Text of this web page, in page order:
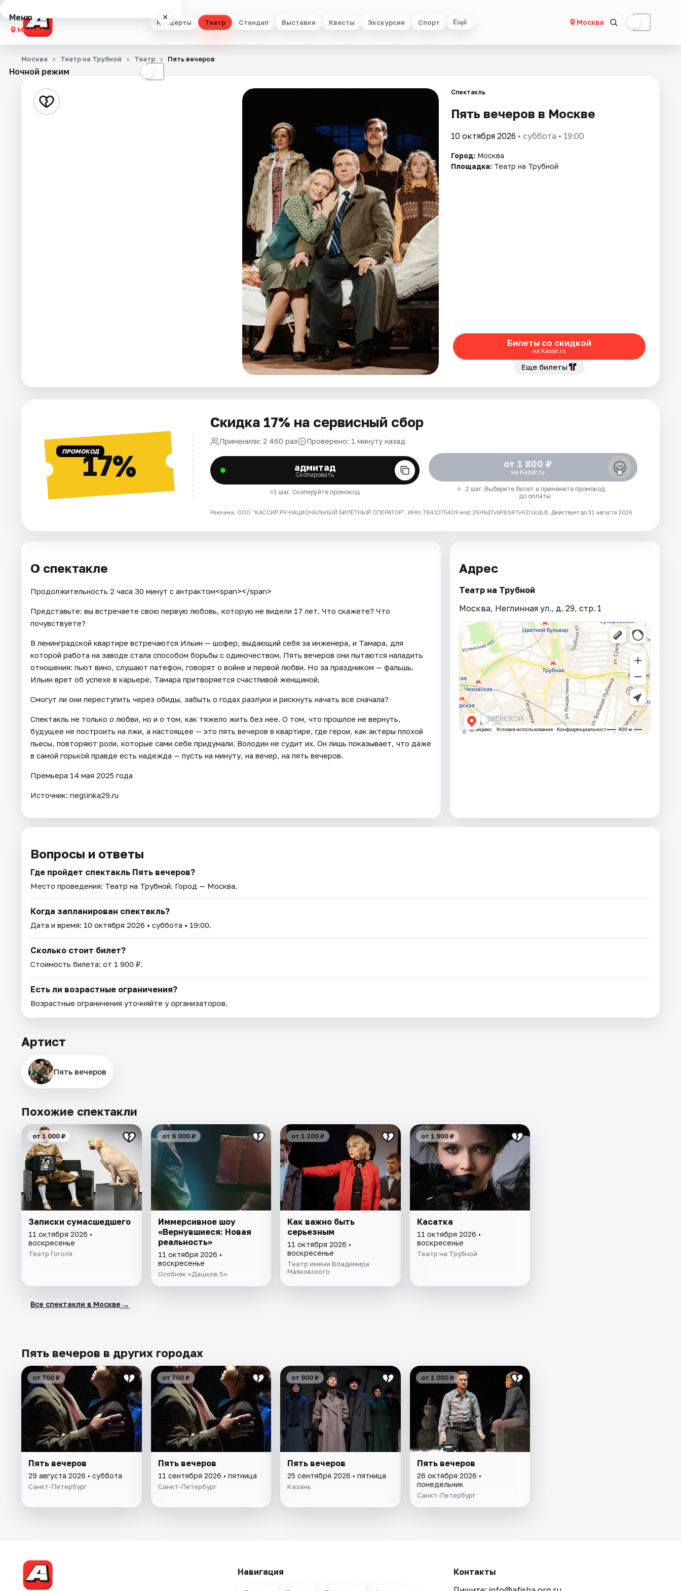
Концерты Театр Стендап Выставки Квесты Экскурсии Спорт Ещё Москва ☾
Меню ×
Москва
Концерты
Стендап
Ночной режим ☾
Москва Театр на Трубной Театр Пять вечеров
Спектакль
Пять вечеров в Москве
10 октября 2026 • суббота • 19:00
Город: Москва
Площадка: Театр на Трубной
Билеты со скидкой
на Kassir.ru
Еще билеты
ПРОМОКОД17%
Скидка 17% на сервисный сбор
Применили: 2 460 раз Проверено: 1 минуту назад
адмитад
Скопировать
1 шаг. Скопируйте промокод
от 1 800 ₽
на Kassir.ru
2 шаг. Выберите билет и примените промокод
до оплаты
Реклама. ООО "КАССИР.РУ-НАЦИОНАЛЬНЫЙ БИЛЕТНЫЙ ОПЕРАТОР", ИНН: 7841075409 erid: 25H8d7vbP8SRTvHZrUcdLB. Действует до 31 августа 2026
О спектакле
Продолжительность 2 часа 30 минут с антрактом<span></span>
Представьте: вы встречаете свою первую любовь, которую не видели 17 лет. Что скажете? Что
почувствуете?
В ленинградской квартире встречаются Ильин — шофер, выдающий себя за инженера, и Тамара, для
которой работа на заводе стала способом борьбы с одиночеством. Пять вечеров они пытаются наладить
отношения: пьют вино, слушают патефон, говорят о войне и первой любви. Но за праздником — фальшь.
Ильин врет об успехе в карьере, Тамара притворяется счастливой женщиной.
Смогут ли они переступить через обиды, забыть о годах разлуки и рискнуть начать всё сначала?
Спектакль не только о любви, но и о том, как тяжело жить без нее. О том, что прошлое не вернуть,
будущее не построить на лжи, а настоящее — это пять вечеров в квартире, где герои, как актеры плохой
пьесы, повторяют роли, которые сами себе придумали. Володин не судит их. Он лишь показывает, что даже
в самой горькой правде есть надежда — пусть на минуту, на вечер, на пять вечеров.
Премьера 14 мая 2025 года
Источник: neglinka29.ru
Адрес
Театр на Трубной
Москва, Неглинная ул., д. 29, стр. 1
Вопросы и ответы
Где пройдет спектакль Пять вечеров?
Место проведения: Театр на Трубной. Город — Москва.
Когда запланирован спектакль?
Дата и время: 10 октября 2026 • суббота • 19:00.
Сколько стоит билет?
Стоимость билета: от 1 900 ₽.
Есть ли возрастные ограничения?
Возрастные ограничения уточняйте у организаторов.
Артист
Пять вечеров
Похожие спектакли
от 1 000 ₽
Записки сумасшедшего
11 октября 2026 •
воскресенье
Театр Гоголя
от 6 000 ₽
Иммерсивное шоу
«Вернувшиеся: Новая
реальность»
11 октября 2026 •
воскресенье
Особняк «Дашков 5»
от 1 200 ₽
Как важно быть
серьезным
11 октября 2026 •
воскресенье
Театр имени Владимира
Маяковского
от 1 900 ₽
Касатка
11 октября 2026 •
воскресенье
Театр на Трубной
Все спектакли в Москве →
Пять вечеров в других городах
от 700 ₽
Пять вечеров
29 августа 2026 • суббота
Санкт-Петербург
от 700 ₽
Пять вечеров
11 сентября 2026 • пятница
Санкт-Петербург
от 900 ₽
Пять вечеров
25 сентября 2026 • пятница
Казань
от 1 000 ₽
Пять вечеров
26 октября 2026 •
понедельник
Санкт-Петербург
Навигация
Контакты